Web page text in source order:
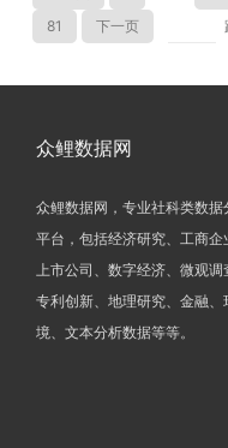
81
下一页
众鲤数据网
众鲤数据网，专业社科类数据
平台，包括经济研究、工商企
上市公司、数字经济、微观调
专利创新、地理研究、金融、
境、文本分析数据等等。